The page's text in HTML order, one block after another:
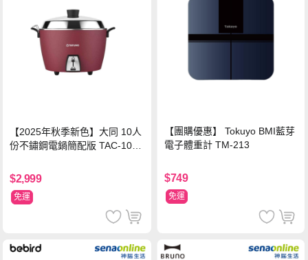
【2025年秋季新色】大同 10人
份不鏽鋼電鍋簡配版 TAC-10L-
$2,999
免運
【團購優惠】 Tokuyo BMI藍芽
電子體重計 TM-213
$749
免運